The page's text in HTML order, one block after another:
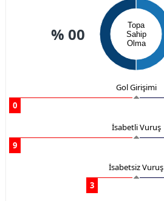
Topa
Sahip
Olma
% 00
Gol Girişimi
0
İsabetli Vuruş
9
İsabetsiz Vuruş
3